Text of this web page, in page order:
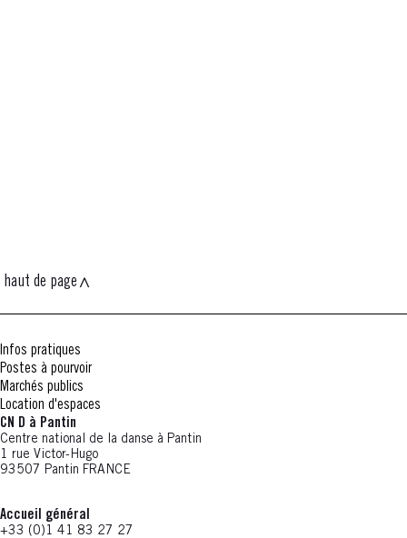
haut de page
Infos pratiques
Postes à pourvoir
Marchés publics
Location d'espaces
CN D à Pantin
Centre national de la danse à Pantin
1 rue Victor-Hugo
93507 Pantin FRANCE
Accueil général
+33 (0)1 41 83 27 27